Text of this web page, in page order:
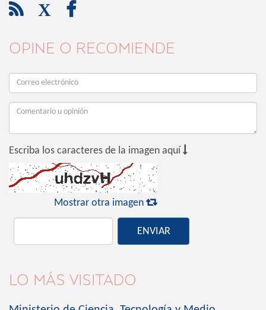
 X 
OPINE O RECOMIENDE
Escriba los caracteres de la imagen aquí 
Mostrar otra imagen 
ENVIAR
LO MÁS VISITADO